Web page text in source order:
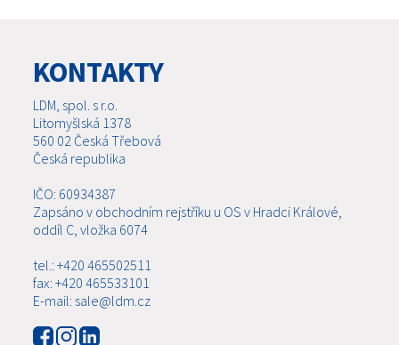
KONTAKTY
LDM, spol. s r.o.
Litomyšlská 1378
560 02 Česká Třebová
Česká republika
IČO: 60934387
Zapsáno v obchodním rejstříku u OS v Hradci Králové,
oddíl C, vložka 6074
tel.: +420 465502511
fax: +420 465533101
E-mail: sale@ldm.cz